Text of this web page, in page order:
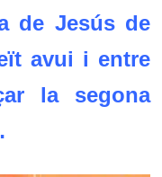
de Jesús de
avui i entre
la segona